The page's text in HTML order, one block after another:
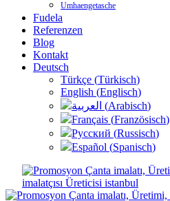
Umhaengetasche
Fudela
Referenzen
Blog
Kontakt
Deutsch
Türkçe (Türkisch)
English (Englisch)
العربية (Arabisch)
Français (Französisch)
Русский (Russisch)
Español (Spanisch)